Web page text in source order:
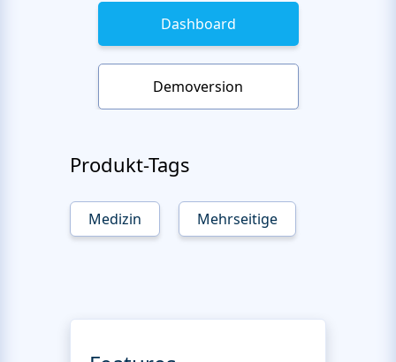
Dashboard
Demoversion
Produkt-Tags
Medizin Mehrseitige